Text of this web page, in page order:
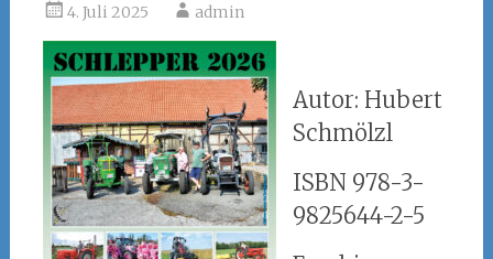
4. Juli 2025 admin
Autor: Hubert
Schmölzl
ISBN 978-3-
9825644-2-5